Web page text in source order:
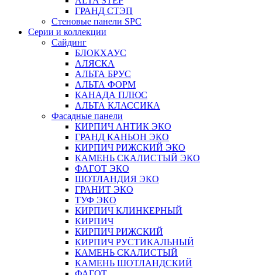
ГРАНД СТЭП
Стеновые панели SPC
Серии и коллекции
Сайдинг
БЛОКХАУС
АЛЯСКА
АЛЬТА БРУС
АЛЬТА ФОРМ
КАНАДА ПЛЮС
АЛЬТА КЛАССИКА
Фасадные панели
КИРПИЧ АНТИК ЭКО
ГРАНД КАНЬОН ЭКО
КИРПИЧ РИЖСКИЙ ЭКО
КАМЕНЬ СКАЛИСТЫЙ ЭКО
ФАГОТ ЭКО
ШОТЛАНДИЯ ЭКО
ГРАНИТ ЭКО
ТУФ ЭКО
КИРПИЧ КЛИНКЕРНЫЙ
КИРПИЧ
КИРПИЧ РИЖСКИЙ
КИРПИЧ РУСТИКАЛЬНЫЙ
КАМЕНЬ СКАЛИСТЫЙ
КАМЕНЬ ШОТЛАНДСКИЙ